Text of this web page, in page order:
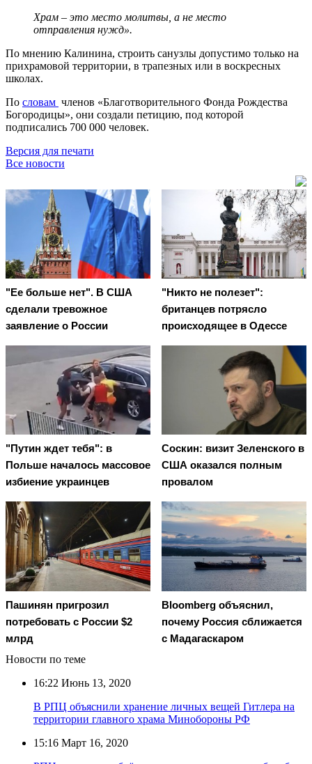
Храм – это место молитвы, а не место
отправления нужд».
По мнению Калинина, строить санузлы допустимо только на
прихрамовой территории, в трапезных или в воскресных
школах.
По словам членов «Благотворительного Фонда Рождества
Богородицы», они создали петицию, под которой
подписались 700 000 человек.
Версия для печати
Все новости
"Ее больше нет". В США
сделали тревожное
заявление о России
"Никто не полезет":
британцев потрясло
происходящее в Одессе
"Путин ждет тебя": в
Польше началось массовое
избиение украинцев
Соскин: визит Зеленского в
США оказался полным
провалом
Пашинян пригрозил
потребовать c России $2
млрд
Bloomberg объяснил,
почему Россия сближается
с Мадагаскаром
Новости по теме
16:22 Июнь 13, 2020
В РПЦ объяснили хранение личных вещей Гитлера на
территории главного храма Минобороны РФ
15:16 Март 16, 2020